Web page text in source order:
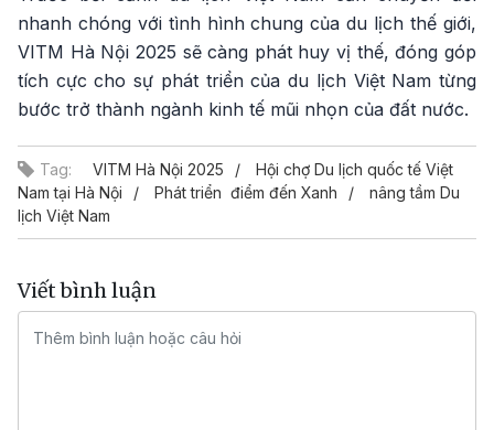
nhanh chóng với tình hình chung của du lịch thế giới,
VITM Hà Nội 2025 sẽ càng phát huy vị thế, đóng góp
tích cực cho sự phát triển của du lịch Việt Nam từng
bước trở thành ngành kinh tế mũi nhọn của đất nước.
Tag: VITM Hà Nội 2025
Hội chợ Du lịch quốc tế Việt
Nam tại Hà Nội
Phát triển điểm đến Xanh
nâng tầm Du
lịch Việt Nam
Viết bình luận